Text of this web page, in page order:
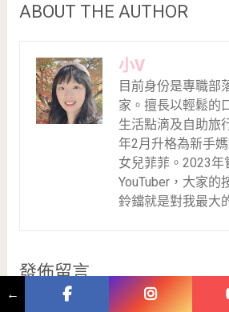
ABOUT THE AUTHOR
小V
目前身份是專職部
家。擅長以輕鬆的
生活點滴及自助旅
年2月升格為新手
女兒菲菲。2023年
YouTuber，大家的
鈴鐺就是對我最大
發佈留言
←